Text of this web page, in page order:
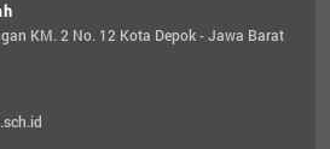
KM. 2 No. 12 Kota Depok - Jawa Barat